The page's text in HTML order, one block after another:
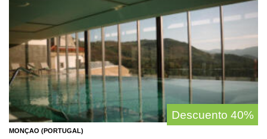
Descuento 40%
MONÇAO (PORTUGAL)